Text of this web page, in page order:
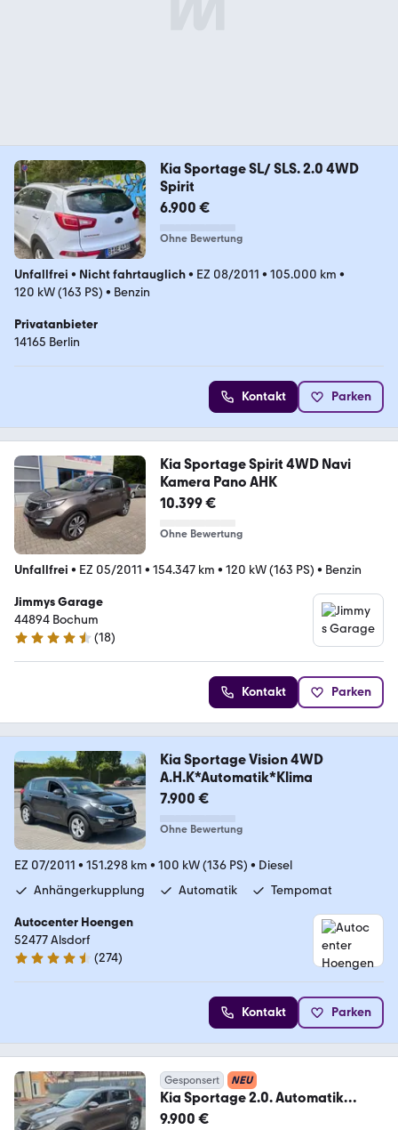
Kia Sportage SL/ SLS. 2.0 4WD
Spirit
6.900 €
Ohne Bewertung
Unfallfrei • Nicht fahrtauglich• EZ 08/2011 • 105.000 km •
120 kW (163 PS) • Benzin
Privatanbieter
14165 Berlin
Kontakt Parken
Kia Sportage Spirit 4WD Navi
Kamera Pano AHK
10.399 €
Ohne Bewertung
Unfallfrei • EZ 05/2011 • 154.347 km • 120 kW (163 PS) • Benzin
Jimmys Garage
44894 Bochum
4.3 Sterne
(18)
Kontakt Parken
Kia Sportage Vision 4WD
A.H.K*Automatik*Klima
7.900 €
Ohne Bewertung
EZ 07/2011 • 151.298 km • 100 kW (136 PS) • Diesel
Anhängerkupplung
Automatik Tempomat
Autocenter Hoengen
52477 Alsdorf
4.5 Sterne
(274)
Kontakt Parken
Gesponsert NEU
Kia Sportage 2.0. Automatik
Vision Benzin
9.900 €